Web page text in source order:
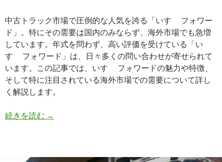
取
実
施
中
中古トラック市場で圧倒的な人気を誇る「いすゞ フォワー
ド」。特にその需要は国内のみならず、海外市場でも急増
しています。年式を問わず、高い評価を受けている「い
すゞ フォワード」は、日々多くの問い合わせが寄せられて
います。この記事では、いすゞ フォワードの魅力や特徴、
そして特に注目されている海外市場での需要について詳し
く解説します。
続きを読む
ト
→